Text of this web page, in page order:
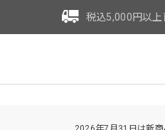
税込5,000円以